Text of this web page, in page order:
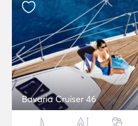
Bavaria Cruiser 46